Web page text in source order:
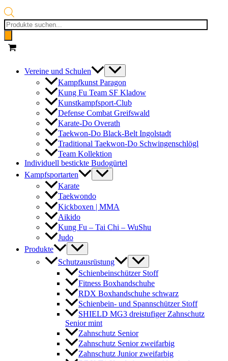
Products
search
Vereine und Schulen
Kampfkunst Paragon
Kung Fu Team SF Kladow
Kunstkampfsport-Club
Defense Combat Greifswald
Karate-Do Overath
Taekwon-Do Black-Belt Ingolstadt
Traditional Taekwon-Do Schwingenschlögl
Team Kollektion
Individuell bestickte Budogürtel
Kampfsportarten
Karate
Taekwondo
Kickboxen | MMA
Aikido
Kung Fu – Tai Chi – WuShu
Judo
Produkte
Schutzausrüstung
Schienbeinschützer Stoff
Fitness Boxhandschuhe
RDX Boxhandschuhe schwarz
Schienbein- und Spannschützer Stoff
SHIELD MG3 dreistufiger Zahnschutz
Senior mint
Zahnschutz Senior
Zahnschutz Senior zweifarbig
Zahnschutz Junior zweifarbig